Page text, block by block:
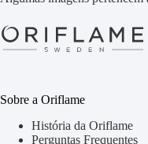
Sobre a Oriflame
História da Oriflame
Perguntas Frequentes